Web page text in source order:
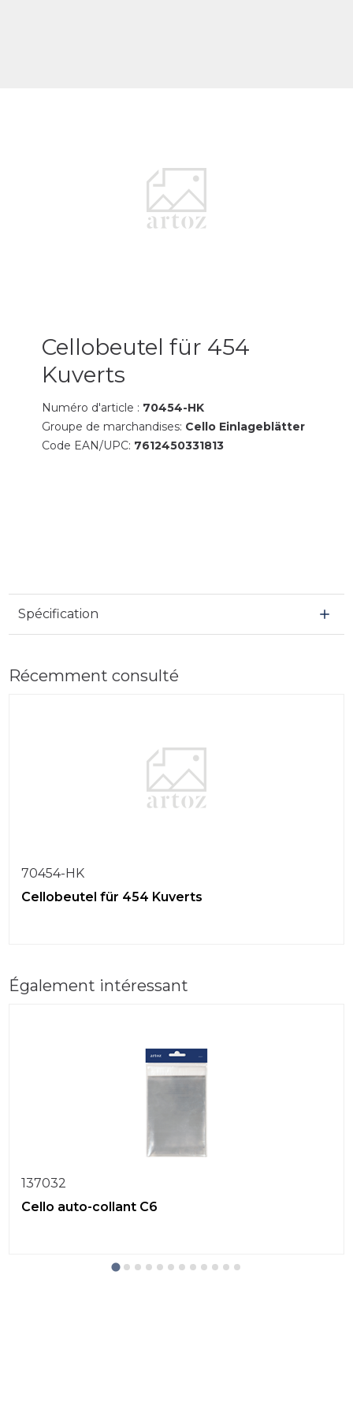
Cellobeutel für 454
Kuverts
Numéro d'article : 70454-HK
Groupe de marchandises: Cello Einlageblätter
Code EAN/UPC: 7612450331813
Spécification
Récemment consulté
70454-HK
Cellobeutel für 454 Kuverts
Également intéressant
137032
Cello auto-collant C6